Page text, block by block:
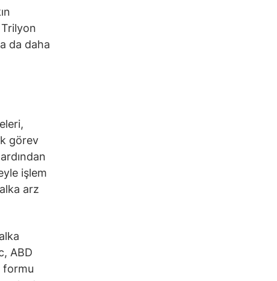
Trilyon
da daha
görev
işlem
arz
ABD
formu